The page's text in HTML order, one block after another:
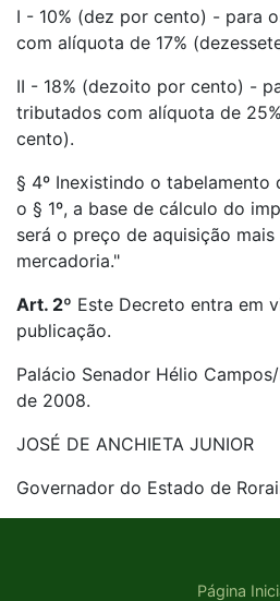
I - 10% (dez por cento) - para
com alíquota de 17%
II - 18% (dezoito por cento) -
tributados com alíquota de
cento).
§ 4º Inexistindo o
o § 1º, a base de cálculo do
será o preço de aquisição mais
mercadoria."
Art. 2º Este Decreto entra em
publicação.
Palácio Senador Hélio
de 2008.
JOSÉ DE ANCHIETA JUNIOR
Governador do Estado de
Página